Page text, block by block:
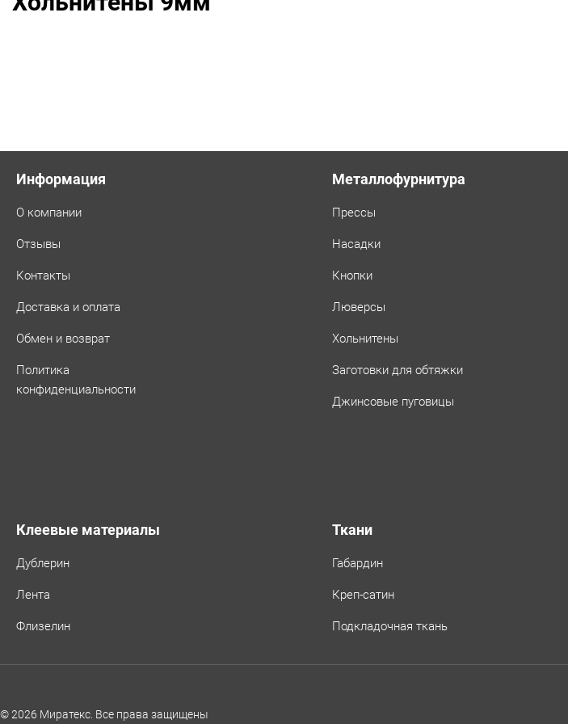
Информация
О компании
Отзывы
Контакты
Доставка и оплата
Обмен и возврат
Политика
конфиденциальности
Металлофурнитура
Прессы
Насадки
Кнопки
Люверсы
Хольнитены
Заготовки для обтяжки
Джинсовые пуговицы
Клеевые материалы
Дублерин
Лента
Флизелин
Ткани
Габардин
Креп-сатин
Подкладочная ткань
© 2026 Миратекс. Все права защищены